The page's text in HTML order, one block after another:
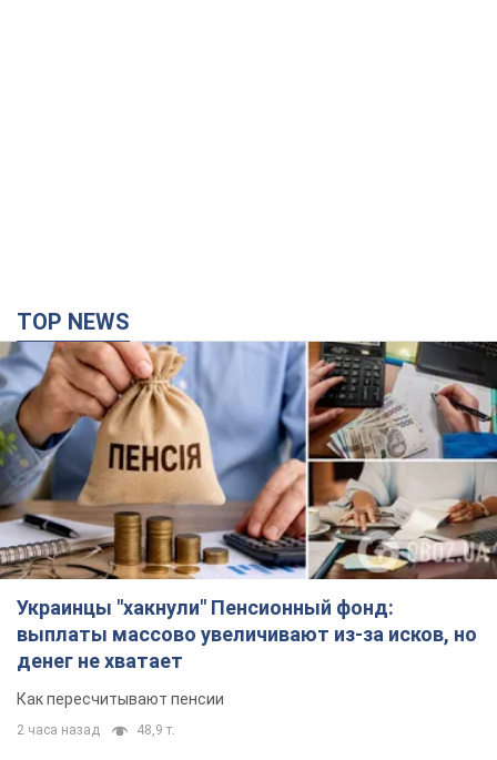
TOP NEWS
Украинцы "хакнули" Пенсионный фонд:
выплаты массово увеличивают из-за исков, но
денег не хватает
Как пересчитывают пенсии
2 часа назад 48,9 т.